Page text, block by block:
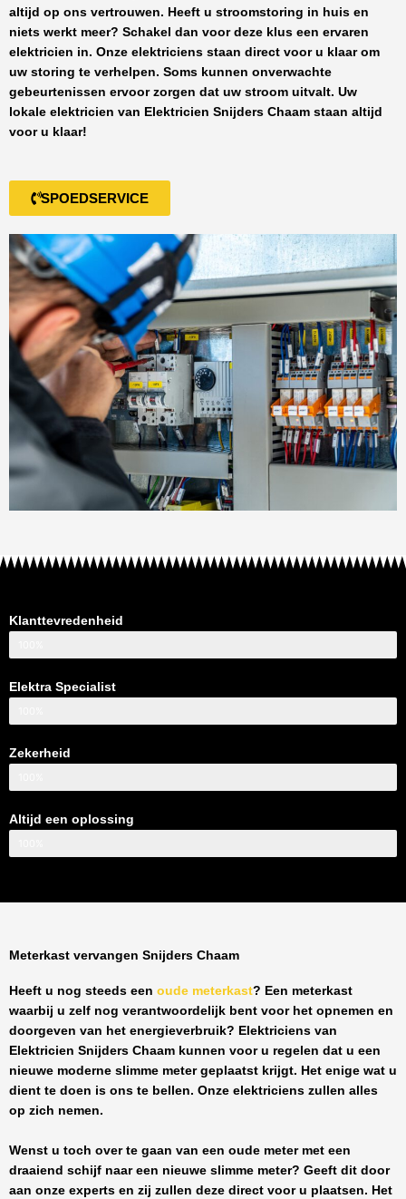
altijd op ons vertrouwen. Heeft u stroomstoring in huis en
niets werkt meer? Schakel dan voor deze klus een ervaren
elektricien in. Onze elektriciens staan direct voor u klaar om
uw storing te verhelpen. Soms kunnen onverwachte
gebeurtenissen ervoor zorgen dat uw stroom uitvalt. Uw
lokale elektricien van Elektricien Snijders Chaam staan altijd
voor u klaar!
SPOEDSERVICE
Klanttevredenheid
Elektra Specialist
Zekerheid
Altijd een oplossing
Meterkast vervangen Snijders Chaam
Heeft u nog steeds een oude meterkast? Een meterkast
waarbij u zelf nog verantwoordelijk bent voor het opnemen en
doorgeven van het energieverbruik? Elektriciens van
Elektricien Snijders Chaam kunnen voor u regelen dat u een
nieuwe moderne slimme meter geplaatst krijgt. Het enige wat u
dient te doen is ons te bellen. Onze elektriciens zullen alles
op zich nemen.
Wenst u toch over te gaan van een oude meter met een
draaiend schijf naar een nieuwe slimme meter? Geeft dit door
aan onze experts en zij zullen deze direct voor u plaatsen. Het